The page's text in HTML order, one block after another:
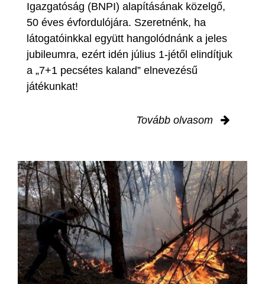
Igazgatóság (BNPI) alapításának közelgő,
50 éves évfordulójára. Szeretnénk, ha
látogatóinkkal együtt hangolódnánk a jeles
jubileumra, ezért idén július 1-jétől elindítjuk
a „7+1 pecsétes kaland” elnevezésű
játékunkat!
Tovább olvasom